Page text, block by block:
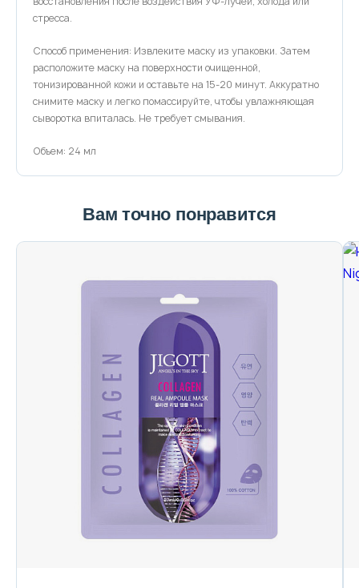
стресса.
Способ применения: Извлеките маску из упаковки. Затем
расположите маску на поверхности очищенной,
тонизированной кожи и оставьте на 15-20 минут. Аккуратно
снимите маску и легко помассируйте, чтобы увлажняющая
сыворотка впиталась. Не требует смывания.
Объем: 24 мл
Вам точно понравится